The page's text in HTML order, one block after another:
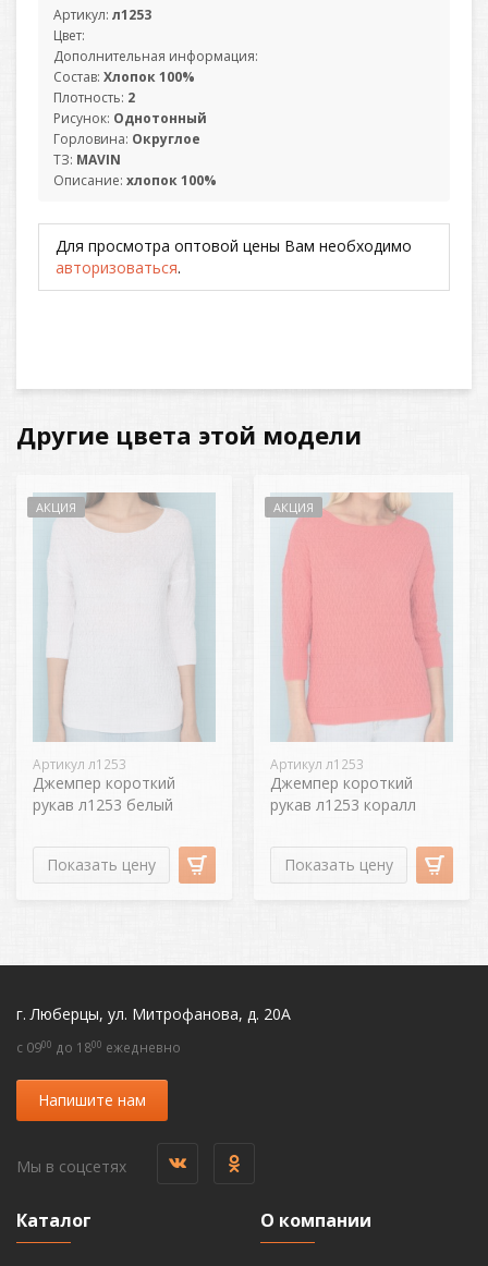
Артикул: л1253
Цвет:
Дополнительная информация:
Состав: Хлопок 100%
Плотность: 2
Рисунок: Однотонный
Горловина: Округлое
ТЗ: MAVIN
Описание: хлопок 100%
Для просмотра оптовой цены Вам необходимо
авторизоваться.
Другие цвета этой модели
Артикул л1253
Джемпер короткий
рукав л1253 белый
АКЦИЯ
Показать цену
Артикул л1253
Джемпер короткий
рукав л1253 коралл
АКЦИЯ
Показать цену
г. Люберцы, ул. Митрофанова, д. 20А
c 0900 до 1800 ежедневно
Напишите нам
Мы в соцсетях
Каталог О компании